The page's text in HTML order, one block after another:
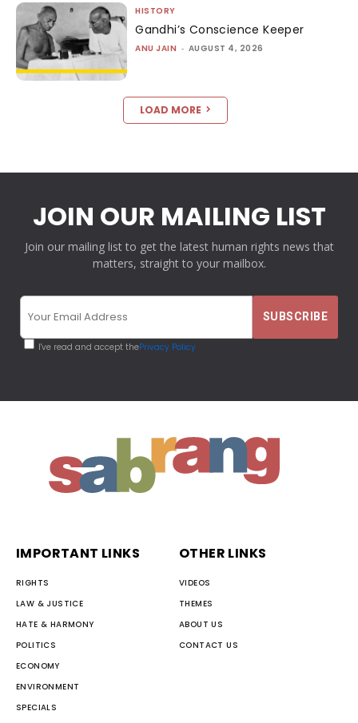
HISTORY
Gandhi’s Conscience Keeper
ANU JAIN - AUGUST 4, 2026
LOAD MORE
JOIN OUR MAILING LIST
Join our mailing list to get the latest human rights news that
matters, straight to your mailbox.
I've read and accept thePrivacy Policy
IMPORTANT LINKS
RIGHTS
LAW & JUSTICE
HATE & HARMONY
POLITICS
ECONOMY
ENVIRONMENT
SPECIALS
OTHER LINKS
VIDEOS
THEMES
ABOUT US
CONTACT US